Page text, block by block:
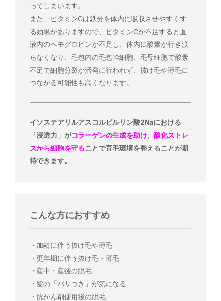
ってしまいます。
また、ビタミンCは鉄分を体内に吸収させやすくす
る効果がありますので、ビタミンCが不足すると血
液内のヘモグロビンが不足し、体内に酸素が行き渡
らなくなり、毛包内の毛包幹細胞、毛母細胞で酸素
不足で細胞分裂が活発に行われず、抜け毛や薄毛に
つながる可能性も高くなります。
イソステアリルアスコルビルリン酸2Naにおける
「浸透力」がコラーゲンの生成を助け、 酸化ストレ
スから細胞を守ることで育毛環境を整えることが期
待できます。
こんな方におすすめ
・加齢に伴う抜け毛や薄毛
・更年期に伴う抜け毛・薄毛
・産中・産後の脱毛
・髪の「パサつき」が気になる
・抗がん剤使用後の脱毛